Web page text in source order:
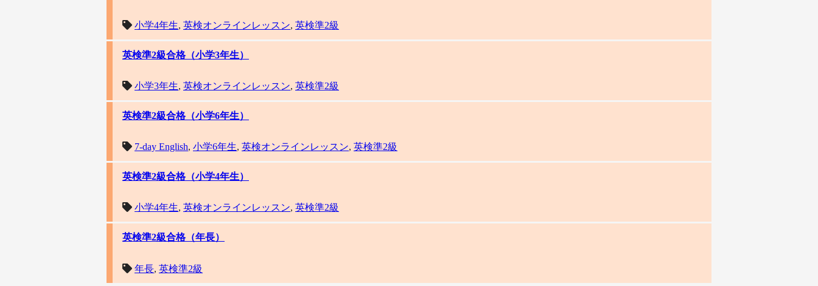
小学4年生, 英検オンラインレッスン, 英検準2級
英検準2級合格（小学3年生）
小学3年生, 英検オンラインレッスン, 英検準2級
英検準2級合格（小学6年生）
7-day English, 小学6年生, 英検オンラインレッスン, 英検準2級
英検準2級合格（小学4年生）
小学4年生, 英検オンラインレッスン, 英検準2級
英検準2級合格（年長）
年長, 英検準2級